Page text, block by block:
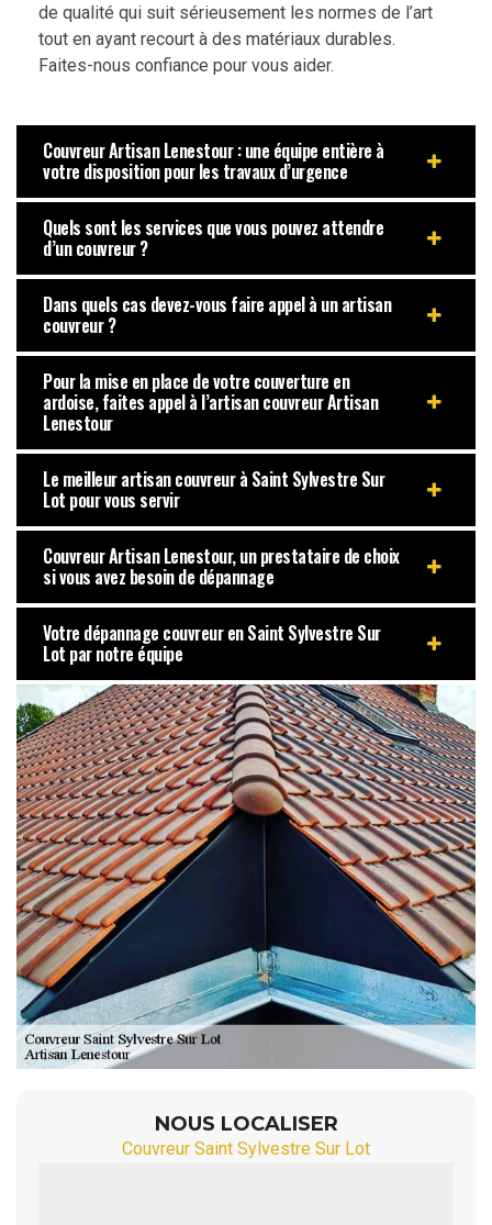
de qualité qui suit sérieusement les normes de l’art
tout en ayant recourt à des matériaux durables.
Faites-nous confiance pour vous aider.
Couvreur Artisan Lenestour : une équipe entière à
votre disposition pour les travaux d’urgence
Quels sont les services que vous pouvez attendre
d’un couvreur ?
Dans quels cas devez-vous faire appel à un artisan
couvreur ?
Pour la mise en place de votre couverture en
ardoise, faites appel à l’artisan couvreur Artisan
Lenestour
Le meilleur artisan couvreur à Saint Sylvestre Sur
Lot pour vous servir
Couvreur Artisan Lenestour, un prestataire de choix
si vous avez besoin de dépannage
Votre dépannage couvreur en Saint Sylvestre Sur
Lot par notre équipe
NOUS LOCALISER
Couvreur Saint Sylvestre Sur Lot